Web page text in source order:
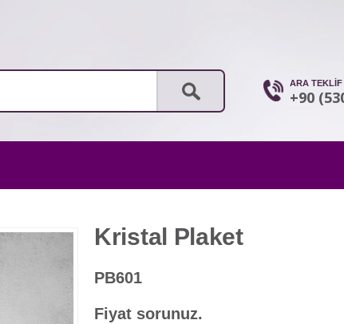
ARA TEKLİF
+90
Kristal Plaket
PB601
Fiyat sorunuz.